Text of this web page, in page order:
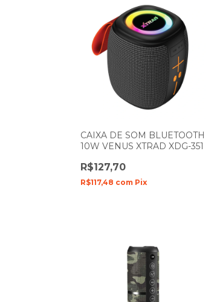
CAIXA DE SOM BLUETOOTH
10W VENUS XTRAD XDG-351
R$127,70
R$117,48 com Pix